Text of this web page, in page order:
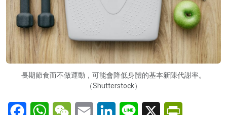
長期節食而不做運動，可能會降低身體的基本新陳代謝率。
（Shutterstock）
FacebookWhatsAppWeChatEmail LinkedInLine X